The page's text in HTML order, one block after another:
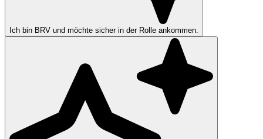
Ich bin BRV und möchte sicher in der Rolle ankommen.